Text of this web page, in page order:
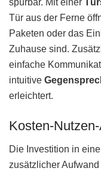
spürbar. Mit einer
Tür aus der Ferne
Paketen oder das
Zuhause sind.
einfache
intuitive
erleichtert.
Kosten-
Die Investition in
zusätzlicher